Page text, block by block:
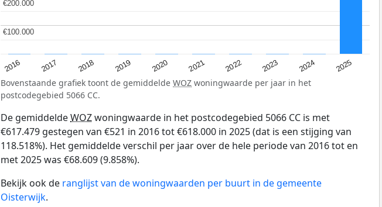
2016 2017 2018 2019 2020 2021 2022 2023 2024 2025
€100.000
€100.000
€200.000
€200.000
Bovenstaande grafiek toont de gemiddelde WOZ woningwaarde per jaar in het
postcodegebied 5066 CC.
De gemiddeldeWOZwoningwaarde in het postcodegebied 5066 CC is met
€617.479 gestegen van €521 in 2016 tot €618.000 in 2025 (dat is een stijging van
118.518%). Het gemiddelde verschil per jaar over de hele periode van 2016 tot en
met 2025 was €68.609 (9.858%).
Bekijk ook de ranglijst van de woningwaarden per buurt in de gemeente
Oisterwijk.